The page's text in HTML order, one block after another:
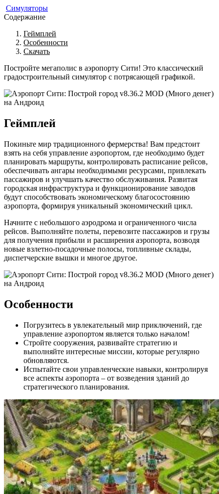
Симуляторы
Содержание
Геймплей
Особенности
Скачать
Постройте мегаполис в аэропорту Сити! Это классический
градостроительный симулятор с потрясающей графикой.
Геймплей
Покиньте мир традиционного фермерства! Вам предстоит
взять на себя управление аэропортом, где необходимо будет
планировать маршруты, контролировать расписание рейсов,
обеспечивать ангары необходимыми ресурсами, привлекать
пассажиров и улучшать качество обслуживания. Развитая
городская инфраструктура и функционирование заводов
будут способствовать экономическому благосостоянию
аэропорта, формируя уникальный экономический цикл.
Начните с небольшого аэродрома и ограниченного числа
рейсов. Выполняйте полеты, перевозите пассажиров и грузы
для получения прибыли и расширения аэропорта, возводя
новые взлетно-посадочные полосы, топливные склады,
диспетчерские вышки и многое другое.
Особенности
Погрузитесь в увлекательный мир приключений, где
управление аэропортом является только началом!
Стройте сооружения, развивайте стратегию и
выполняйте интересные миссии, которые регулярно
обновляются.
Испытайте свои управленческие навыки, контролируя
все аспекты аэропорта – от возведения зданий до
стратегического планирования.